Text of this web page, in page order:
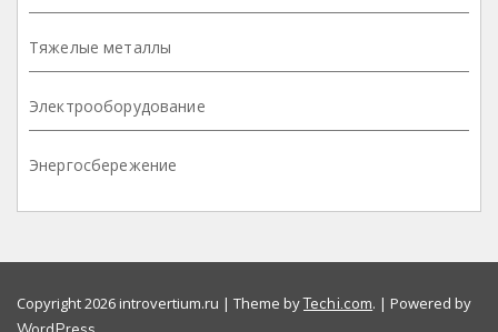
Тяжелые металлы
Электрооборудование
Энергосбережение
Copyright 2026 introvertium.ru | Theme byTechi.com. | Powered by